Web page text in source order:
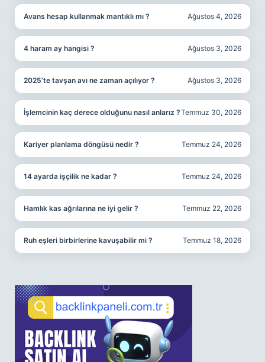
Avans hesap kullanmak mantıklı mı ? Ağustos 4, 2026
4 haram ay hangisi ? Ağustos 3, 2026
2025’te tavşan avı ne zaman açılıyor ? Ağustos 3, 2026
İşlemcinin kaç derece olduğunu nasıl anlarız ?Temmuz 30, 2026
Kariyer planlama döngüsü nedir ? Temmuz 24, 2026
14 ayarda işçilik ne kadar ? Temmuz 24, 2026
Hamlık kas ağrılarına ne iyi gelir ? Temmuz 22, 2026
Ruh eşleri birbirlerine kavuşabilir mi ? Temmuz 18, 2026